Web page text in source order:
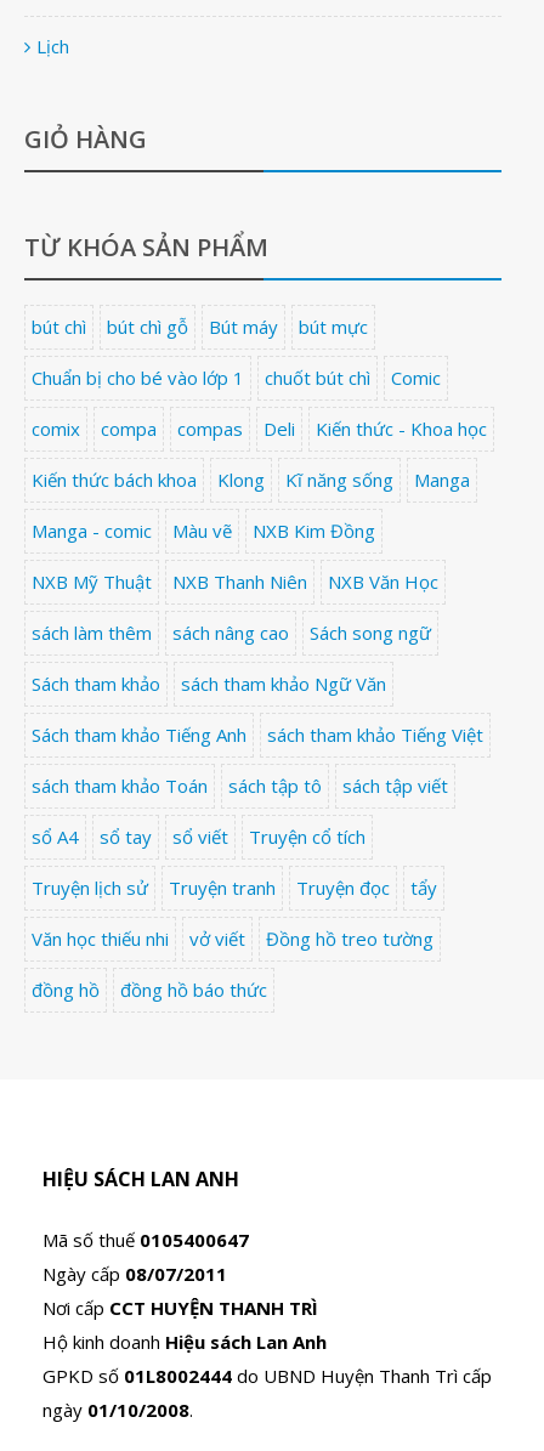
Lịch
GIỎ HÀNG
TỪ KHÓA SẢN PHẨM
bút chì bút chì gỗ Bút máy bút mực
Chuẩn bị cho bé vào lớp 1 chuốt bút chì Comic
comix compa compas Deli Kiến thức - Khoa học
Kiến thức bách khoa Klong Kĩ năng sống Manga
Manga - comic Màu vẽ NXB Kim Đồng
NXB Mỹ Thuật NXB Thanh Niên NXB Văn Học
sách làm thêm sách nâng cao Sách song ngữ
Sách tham khảo sách tham khảo Ngữ Văn
Sách tham khảo Tiếng Anh sách tham khảo Tiếng Việt
sách tham khảo Toán sách tập tô sách tập viết
sổ A4 sổ tay sổ viết Truyện cổ tích
Truyện lịch sử Truyện tranh Truyện đọc tẩy
Văn học thiếu nhi vở viết Đồng hồ treo tường
đồng hồ đồng hồ báo thức
HIỆU SÁCH LAN ANH
Mã số thuế 0105400647
Ngày cấp 08/07/2011
Nơi cấp CCT HUYỆN THANH TRÌ
Hộ kinh doanh Hiệu sách Lan Anh
GPKD số 01L8002444 do UBND Huyện Thanh Trì cấp
ngày 01/10/2008.